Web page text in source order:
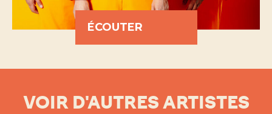
ÉCOUTER
VOIR D'AUTRES ARTISTES